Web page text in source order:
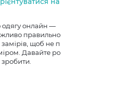
одягу онлайн —
правильно
замірів, щоб не п
Давайте ро